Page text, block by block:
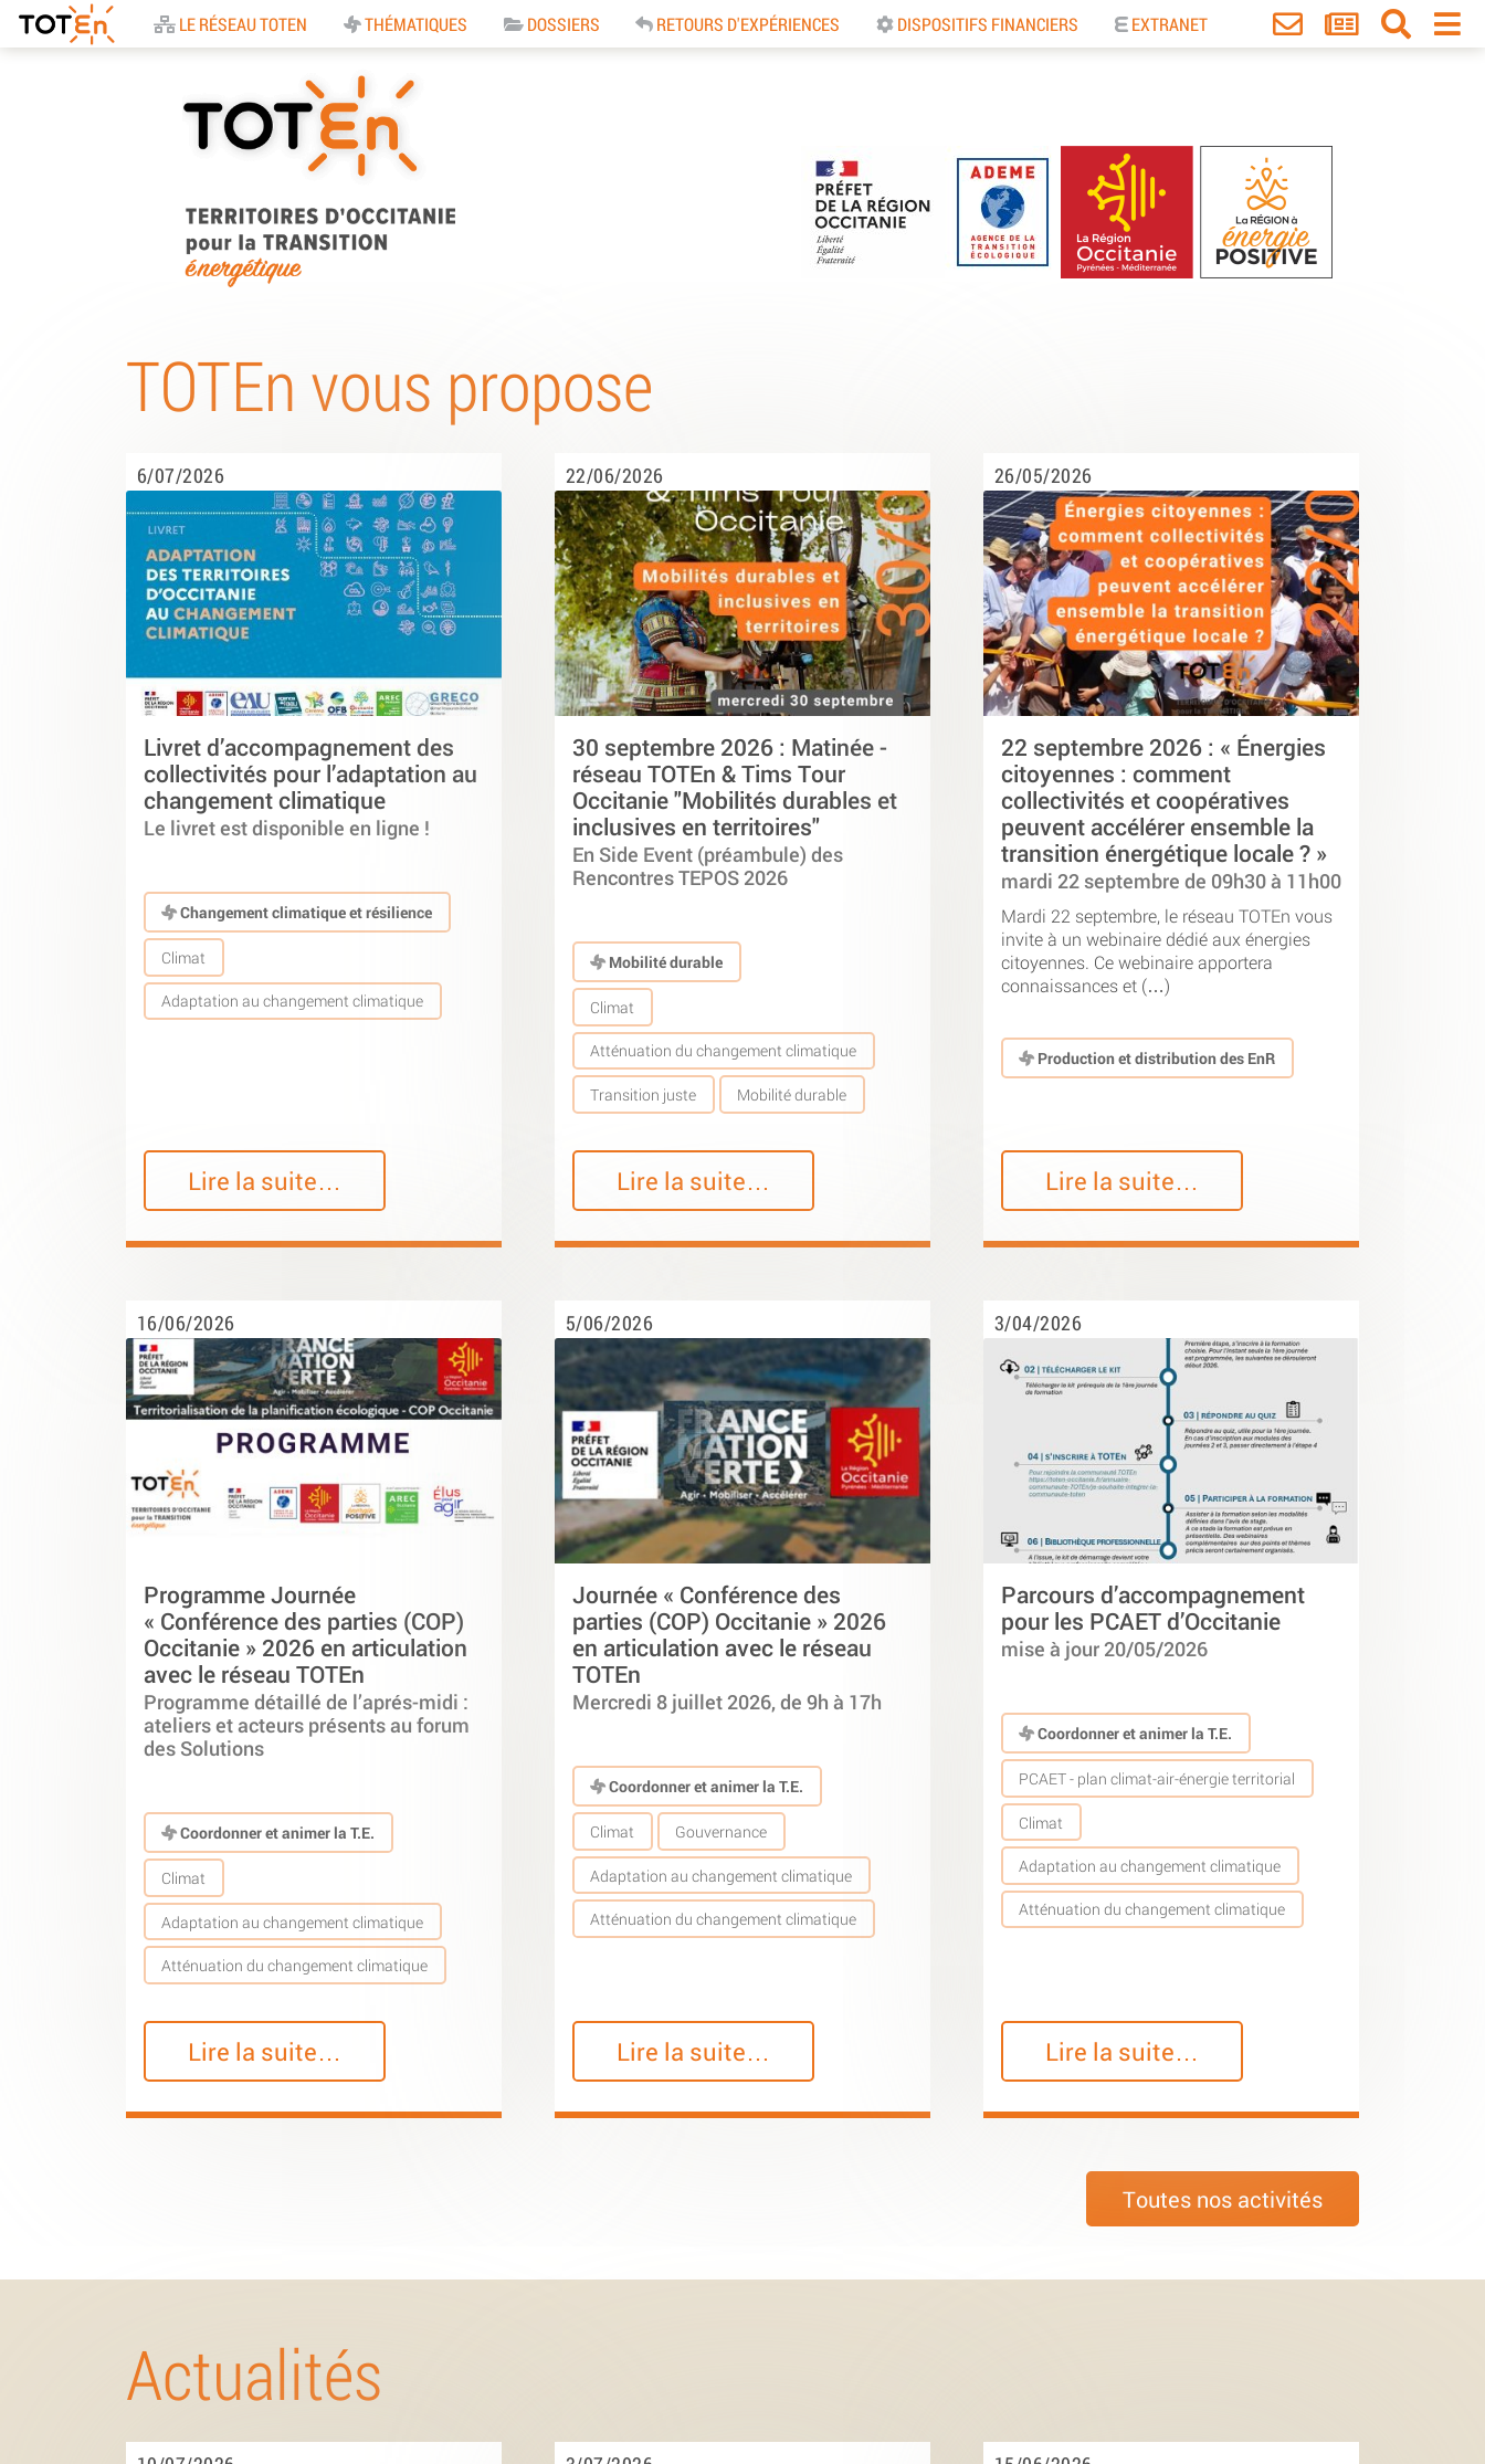
Accueil
LE RÉSEAU TOTEN THÉMATIQUES DOSSIERS RETOURS D'EXPÉRIENCES DISPOSITIFS FINANCIERS EXTRANET
Territoires d’Occitanie
pour la Transition
Energétique
TOTEn vous propose
6/07/2026
Livret d’accompagnement des
collectivités pour l’adaptation au
changement climatique
Le livret est disponible en ligne !
Changement climatique et résilience
Climat
Adaptation au changement climatique
Lire la suite…
22/06/2026
30 septembre 2026 : Matinée -
réseau TOTEn & Tims Tour
Occitanie "Mobilités durables et
inclusives en territoires"
En Side Event (préambule) des
Rencontres TEPOS 2026
Mobilité durable
Climat
Atténuation du changement climatique
Transition juste Mobilité durable
Lire la suite…
26/05/2026
22 septembre 2026 : « Énergies
citoyennes : comment
collectivités et coopératives
peuvent accélérer ensemble la
transition énergétique locale ? »
mardi 22 septembre de 09h30 à 11h00
Mardi 22 septembre, le réseau TOTEn vous
invite à un webinaire dédié aux énergies
citoyennes. Ce webinaire apportera
connaissances et (…)
Production et distribution des EnR
Lire la suite…
16/06/2026
Programme Journée
« Conférence des parties (COP)
Occitanie » 2026 en articulation
avec le réseau TOTEn
Programme détaillé de l’aprés-midi :
ateliers et acteurs présents au forum
des Solutions
Coordonner et animer la T.E.
Climat
Adaptation au changement climatique
Atténuation du changement climatique
Lire la suite…
5/06/2026
Journée « Conférence des
parties (COP) Occitanie » 2026
en articulation avec le réseau
TOTEn
Mercredi 8 juillet 2026, de 9h à 17h
Coordonner et animer la T.E.
Climat Gouvernance
Adaptation au changement climatique
Atténuation du changement climatique
Lire la suite…
3/04/2026
Parcours d’accompagnement
pour les PCAET d’Occitanie
mise à jour 20/05/2026
Coordonner et animer la T.E.
PCAET - plan climat-air-énergie territorial
Climat
Adaptation au changement climatique
Atténuation du changement climatique
Lire la suite…
Toutes nos activités
Actualités